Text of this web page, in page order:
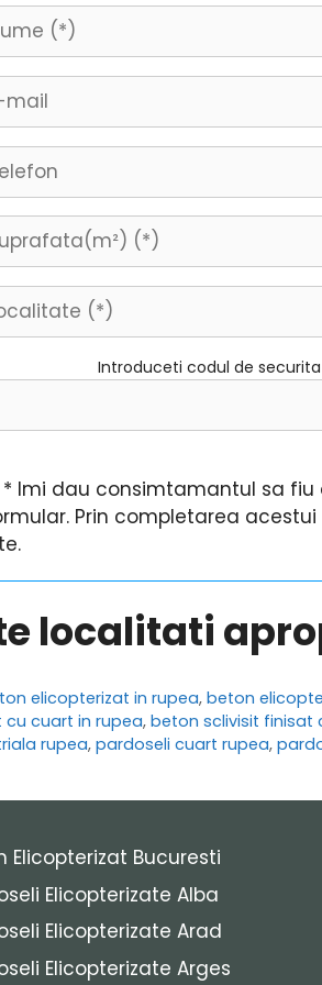
Introduceti codul de
* Imi dau consimtamantul sa
Prin completarea
localitati
elicopterizat in rupea,beton
cu cuart in rupea, beton sclivisit finisat
rupea, pardoseli cuart rupea,
Elicopterizat Bucuresti
Elicopterizate Alba
Elicopterizate Arad
Elicopterizate Arges